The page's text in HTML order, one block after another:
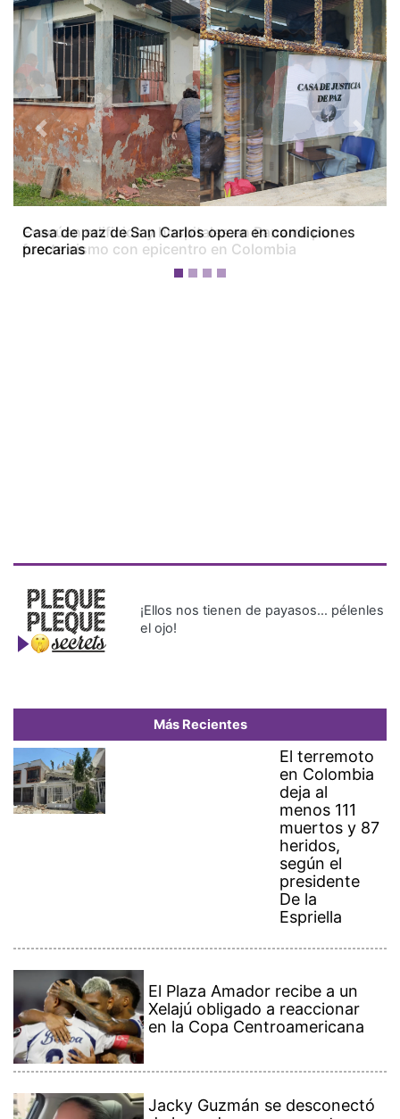
Casa de paz de San Carlos opera en condiciones
precarias
Previous Next
¡Ellos nos tienen de payasos… pélenles
el ojo!
Más Recientes
El terremoto
en Colombia
deja al
menos 111
muertos y 87
heridos,
según el
presidente
De la
Espriella
El Plaza Amador recibe a un
Xelajú obligado a reaccionar
en la Copa Centroamericana
Jacky Guzmán se desconectó